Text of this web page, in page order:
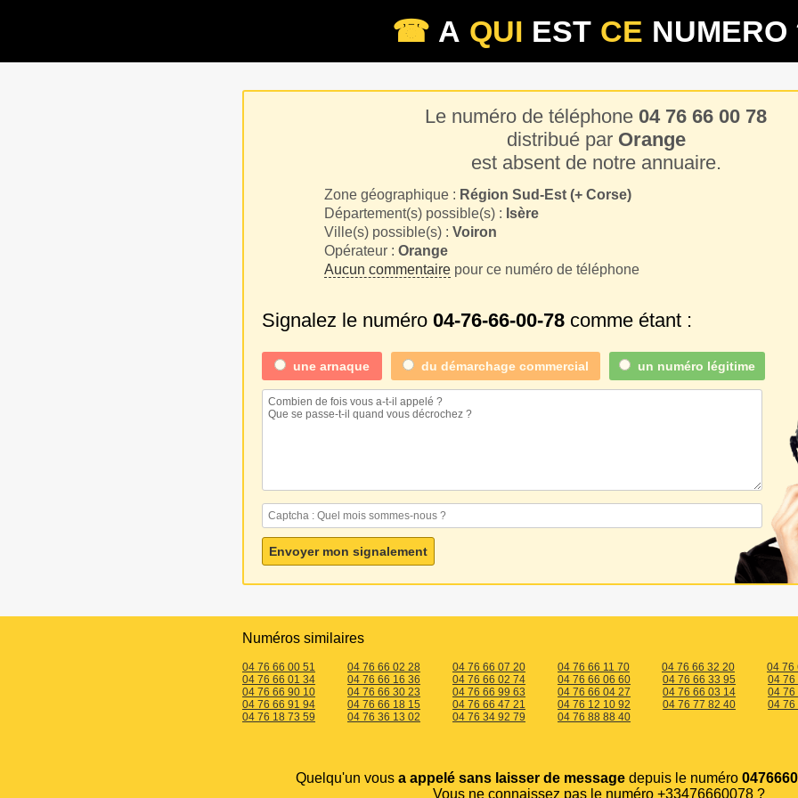
☎ A QUI EST CE NUMERO
Le numéro de téléphone 04 76 66 00 78
distribué par Orange
est absent de notre annuaire.
Zone géographique : Région Sud-Est (+ Corse)
Département(s) possible(s) : Isère
Ville(s) possible(s) : Voiron
Opérateur : Orange
Aucun commentairepour ce numéro de téléphone
Signalez le numéro 04-76-66-00-78 comme étant :
une arnaque du démarchage commercial un numéro légitime
Numéros similaires
04 76 66 00 51 04 76 66 02 28 04 76 66 07 20 04 76 66 11 70 04 76 66 32 20
04 76
04 76 66 01 34
04 76 66 16 36 04 76 66 02 74 04 76 66 06 60 04 76 66 33 95
04 76
04 76 66 90 10
04 76 66 30 23 04 76 66 99 63 04 76 66 04 27 04 76 66 03 14
04 76
04 76 66 91 94
04 76 66 18 15 04 76 66 47 21 04 76 12 10 92 04 76 77 82 40
04 76
04 76 18 73 59
04 76 36 13 02 04 76 34 92 79 04 76 88 88 40
Quelqu'un vous a appelé sans laisser de messagedepuis le numéro
Vous ne connaissez pas le numéro +33476660078 ?